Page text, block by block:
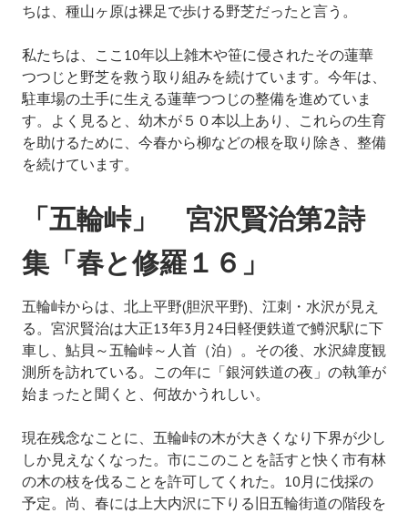
ちは、種山ヶ原は裸足で歩ける野芝だったと言う。
私たちは、ここ10年以上雑木や笹に侵されたその蓮華
つつじと野芝を救う取り組みを続けています。今年は、
駐車場の土手に生える蓮華つつじの整備を進めていま
す。よく見ると、幼木が５０本以上あり、これらの生育
を助けるために、今春から柳などの根を取り除き、整備
を続けています。
「五輪峠」 宮沢賢治第2詩
集「春と修羅１６」
五輪峠からは、北上平野(胆沢平野)、江刺・水沢が見え
る。宮沢賢治は大正13年3月24日軽便鉄道で鱒沢駅に下
車し、鮎貝～五輪峠～人首（泊）。その後、水沢緯度観
測所を訪れている。この年に「銀河鉄道の夜」の執筆が
始まったと聞くと、何故かうれしい。
現在残念なことに、五輪峠の木が大きくなり下界が少し
しか見えなくなった。市にこのことを話すと快く市有林
の木の枝を伐ることを許可してくれた。10月に伐採の
予定。尚、春には上大内沢に下りる旧五輪街道の階段を